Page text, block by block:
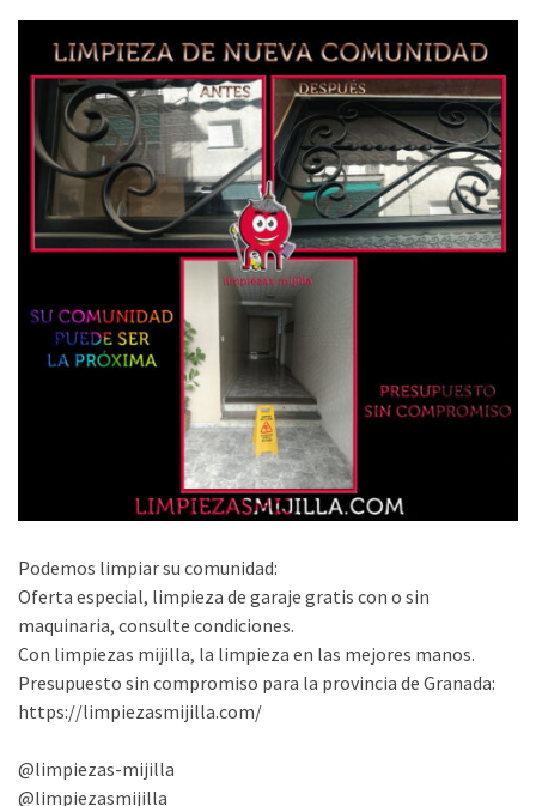
Podemos limpiar su comunidad:
Oferta especial, limpieza de garaje gratis con o sin
maquinaria, consulte condiciones.
Con limpiezas mijilla, la limpieza en las mejores manos.
Presupuesto sin compromiso para la provincia de Granada:
https://limpiezasmijilla.com/
@limpiezas-mijilla
@limpiezasmijilla